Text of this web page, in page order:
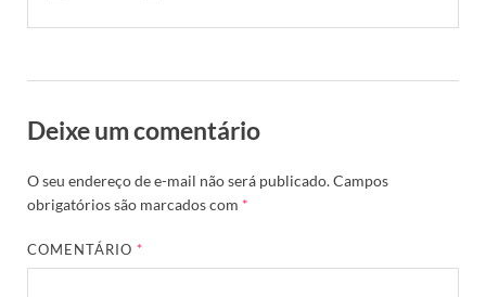
Deixe um comentário
O seu endereço de e-mail não será publicado.Campos
obrigatórios são marcados com *
COMENTÁRIO*